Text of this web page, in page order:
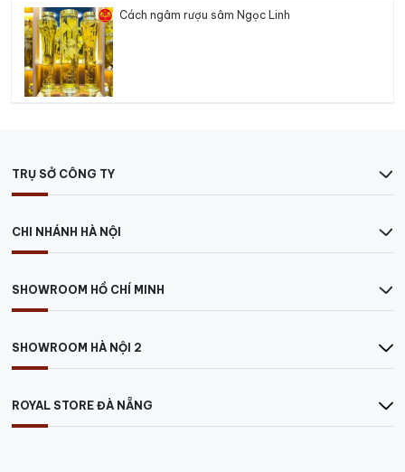
Cách ngâm rượu sâm Ngọc Linh
TRỤ SỞ CÔNG TY
CHI NHÁNH HÀ NỘI
SHOWROOM HỒ CHÍ MINH
SHOWROOM HÀ NỘI 2
ROYAL STORE ĐÀ NẴNG